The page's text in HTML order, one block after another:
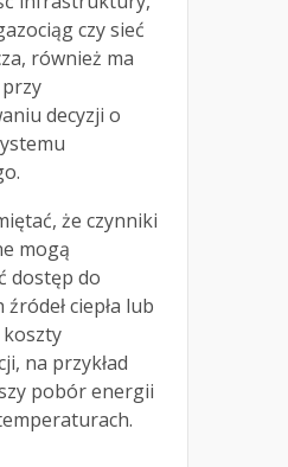
czy sieć
również ma
decyzji o
że czynniki
mogą
dostęp do
ciepła lub
koszty
na przykład
pobór energii